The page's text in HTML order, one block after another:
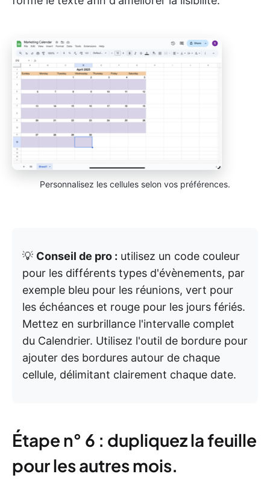
Personnalisez les cellules selon vos préférences.
💡 Conseil de pro : utilisez un code couleur
pour les différents types d'évènements, par
exemple bleu pour les réunions, vert pour
les échéances et rouge pour les jours fériés.
Mettez en surbrillance l'intervalle complet
du Calendrier. Utilisez l'outil de bordure pour
ajouter des bordures autour de chaque
cellule, délimitant clairement chaque date.
Étape n° 6 : dupliquez la feuille
pour les autres mois.